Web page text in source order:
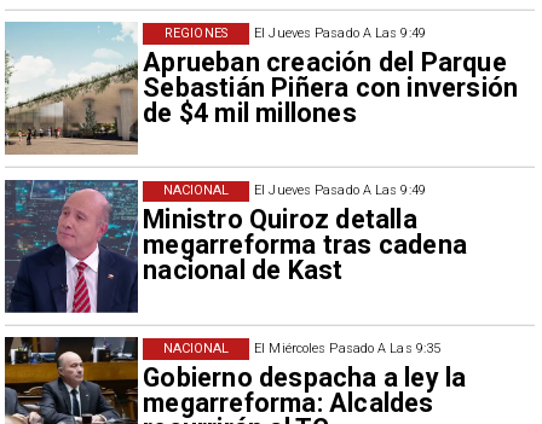
El Jueves Pasado A Las 9:49
Aprueban creación del Parque
Sebastián Piñera con inversión
de $4 mil millones
REGIONES
El Jueves Pasado A Las 9:49
Ministro Quiroz detalla
megarreforma tras cadena
nacional de Kast
NACIONAL
El Miércoles Pasado A Las 9:35
Gobierno despacha a ley la
megarreforma: Alcaldes
NACIONAL